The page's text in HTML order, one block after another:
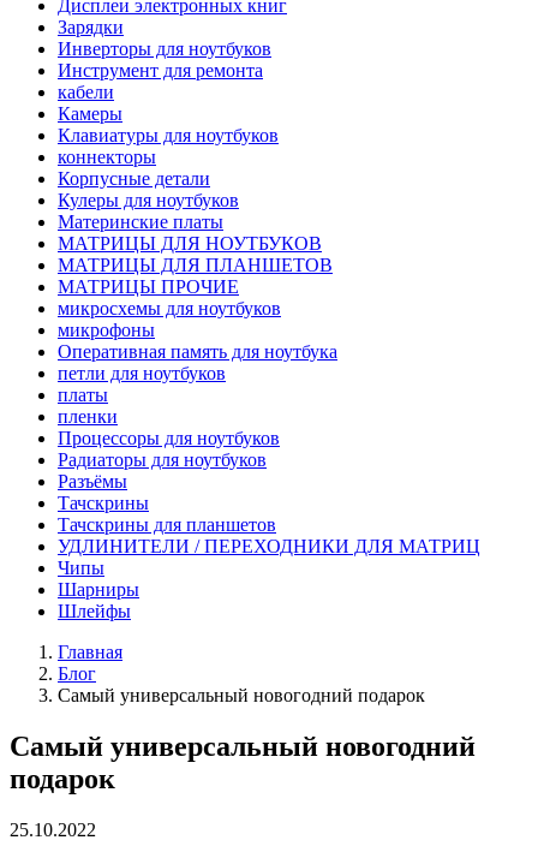
Дисплеи электронных книг
Зарядки
Инверторы для ноутбуков
Инструмент для ремонта
кабели
Камеры
Клавиатуры для ноутбуков
коннекторы
Корпусные детали
Кулеры для ноутбуков
Материнские платы
МАТРИЦЫ ДЛЯ НОУТБУКОВ
МАТРИЦЫ ДЛЯ ПЛАНШЕТОВ
МАТРИЦЫ ПРОЧИЕ
микросхемы для ноутбуков
микрофоны
Оперативная память для ноутбука
петли для ноутбуков
платы
пленки
Процессоры для ноутбуков
Радиаторы для ноутбуков
Разъёмы
Тачскрины
Тачскрины для планшетов
УДЛИНИТЕЛИ / ПЕРЕХОДНИКИ ДЛЯ МАТРИЦ
Чипы
Шарниры
Шлейфы
Главная
Блог
Самый универсальный новогодний подарок
Самый универсальный новогодний
подарок
25.10.2022